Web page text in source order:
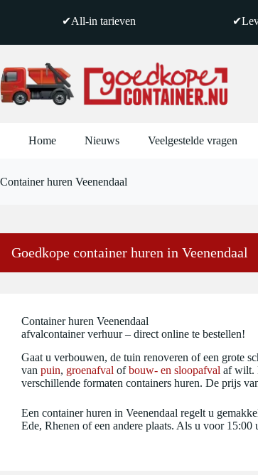
inhoud
✔All-in tarieven
Home Nieuws Veelgestelde vragen
Container huren Veenendaal
Goedkope container huren in Veenendaal
Container huren Veenendaal
afvalcontainer verhuur – direct online te bestellen!
Gaat u verbouwen, de tuin renoveren of een grote
van puin, groenafval ofbouw- en sloopafval af wilt.
verschillende formaten containers huren. De prijs
Een container huren in Veenendaal regelt u
Ede, Rhenen of een andere plaats. Als u voor